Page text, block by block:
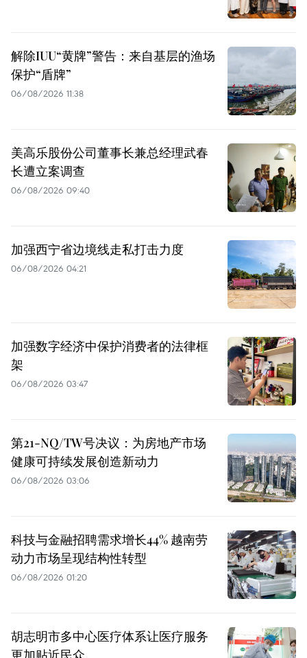
解除IUU“黄牌”警告：来自基层的渔场
保护“盾牌”
06/08/2026 11:38
美高乐股份公司董事长兼总经理武春
长遭立案调查
06/08/2026 09:40
加强西宁省边境线走私打击力度
06/08/2026 04:21
加强数字经济中保护消费者的法律框
架
06/08/2026 03:47
第21-NQ/TW号决议：为房地产市场
健康可持续发展创造新动力
06/08/2026 03:06
科技与金融招聘需求增长44% 越南劳
动力市场呈现结构性转型
06/08/2026 01:20
胡志明市多中心医疗体系让医疗服务
更加贴近民众